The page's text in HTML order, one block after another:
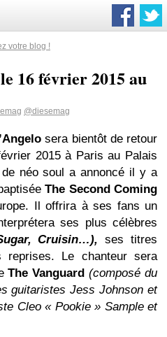
votre blog !
16 février 2015 au
@diesemag
sera bientôt de retour
2015 à Paris au Palais
néo soul a annoncé il y a
The Second Coming
Il offrira à ses fans un
ses plus célèbres
Cruisin…), ses titres
reprises. Le chanteur sera
The Vanguard (composé du
guitaristes Jess Johnson et
Cleo « Pookie » Sample et